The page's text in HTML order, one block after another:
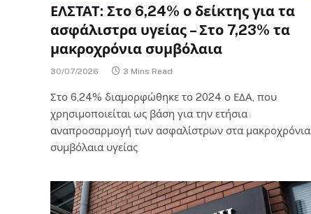
ΕΛΣΤΑΤ: Στο 6,24% ο δείκτης για τα
ασφάλιστρα υγείας – Στο 7,23% τα
μακροχρόνια συμβόλαια
30/07/2026 3 Mins Read
Στο 6,24% διαμορφώθηκε το 2024 ο ΕΔΑ, που
χρησιμοποιείται ως βάση για την ετήσια
αναπροσαρμογή των ασφαλίστρων στα μακροχρόνια
συμβόλαια υγείας